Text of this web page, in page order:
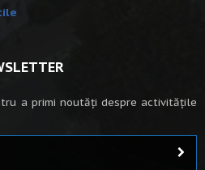
a primi noutăți despre activitățile